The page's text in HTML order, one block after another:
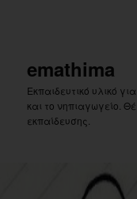
emathima
Εκπαιδευτικό υλικό
και το νηπιαγωγείο.
εκπαίδευσης.